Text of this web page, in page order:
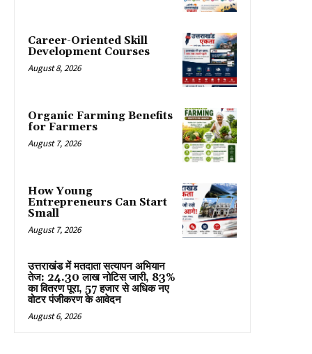
Career-Oriented Skill
Development Courses
August 8, 2026
Organic Farming Benefits
for Farmers
August 7, 2026
How Young
Entrepreneurs Can Start
Small
August 7, 2026
उत्तराखंड में मतदाता सत्यापन अभियान
तेज: 24.30 लाख नोटिस जारी, 83%
का वितरण पूरा, 57 हजार से अधिक नए
वोटर पंजीकरण के आवेदन
August 6, 2026